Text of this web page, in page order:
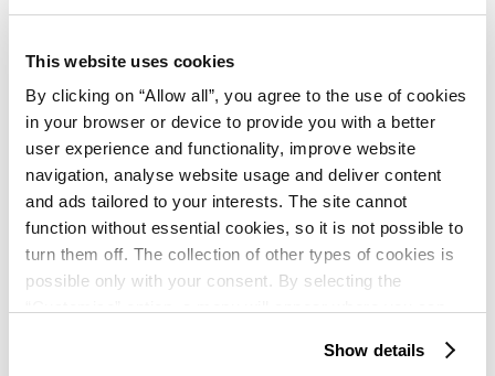
This website uses cookies
By clicking on “Allow all”, you agree to the use of cookies
in your browser or device to provide you with a better
user experience and functionality, improve website
navigation, analyse website usage and deliver content
and ads tailored to your interests. The site cannot
function without essential cookies, so it is not possible to
turn them off. The collection of other types of cookies is
possible only with your consent. By selecting the
which purposes we may process your data. You can
Show details
I teli da piscina/spiaggia sono compresi nel
prezzo?
Quali trattamenti Spa & wellness sono
disponibili?
Hotel Umag Plava Laguna